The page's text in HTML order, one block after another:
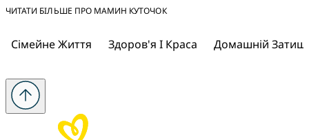
ЧИТАТИ БІЛЬШЕ ПРО МАМИН КУТОЧОК
Сімейне Життя Здоров'я І Краса Домашній